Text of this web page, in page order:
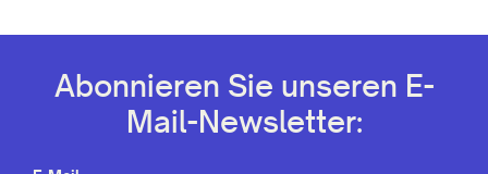
Abonnieren Sie unseren E-
Mail-Newsletter: